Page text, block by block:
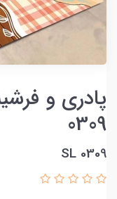
0309
SL 0309